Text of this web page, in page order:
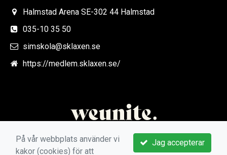
Halmstad Arena SE-302 44 Halmstad
035-10 35 50
simskola@sklaxen.se
https://medlem.sklaxen.se/
Jag accepterar
På vår webbplats använder vi
kakor (cookies) för att